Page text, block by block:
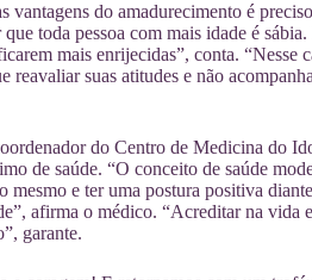
vantagens do amadurecimento é
toda pessoa com mais idade é
mais enrijecidas”, conta. “Nesse
reavaliar suas atitudes e não
do Centro de Medicina do
de saúde. “O conceito de saúde
mesmo e ter uma postura positiva
afirma o médico. “Acreditar na vida
garante.